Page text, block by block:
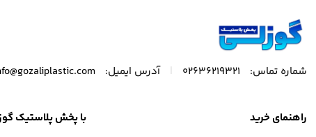
شماره تماس: 02636219321 آدرس ایمیل:
راهنمای خرید با پخش پلاستیک